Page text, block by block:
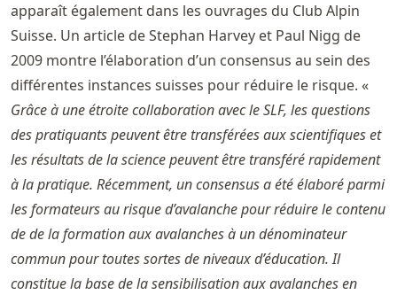
apparaît également dans les ouvrages du Club Alpin
Suisse. Un article de Stephan Harvey et Paul Nigg de
2009 montre l’élaboration d’un consensus au sein des
différentes instances suisses pour réduire le risque. «
Grâce à une étroite collaboration avec le SLF, les questions
des pratiquants peuvent être transférées aux scientifiques et
les résultats de la science peuvent être transféré rapidement
à la pratique. Récemment, un consensus a été élaboré parmi
les formateurs au risque d’avalanche pour réduire le contenu
de de la formation aux avalanches à un dénominateur
commun pour toutes sortes de niveaux d’éducation. Il
constitue la base de la sensibilisation aux avalanches en